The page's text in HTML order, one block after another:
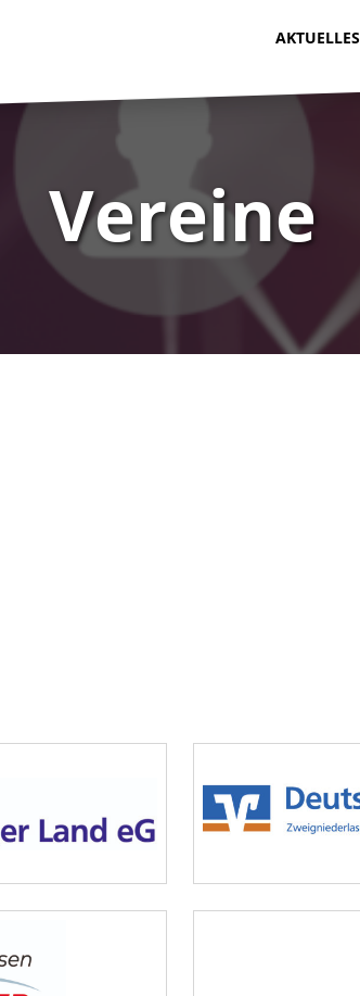
Vereine
AKTUELLES